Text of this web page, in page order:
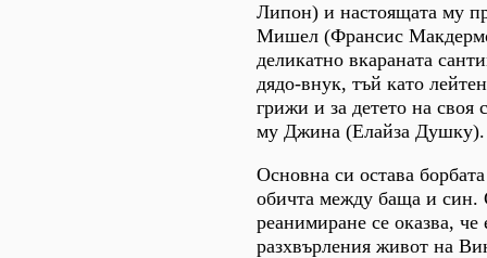
Липон) и настоящата му
Мишел (Франсис
деликатно вкараната
дядо-внук, тъй като
грижи и за детето на своя
му Джина (Елайза Душку).
Основна си остава
обичта между баща и син.
реанимиране се оказва,
разхвърления живот на